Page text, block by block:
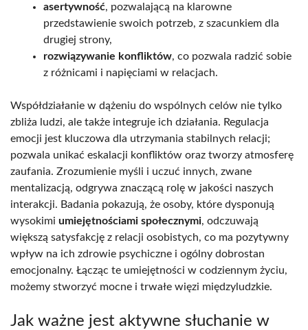
asertywność, pozwalającą na klarowne
przedstawienie swoich potrzeb, z szacunkiem dla
drugiej strony,
rozwiązywanie konfliktów, co pozwala radzić sobie
z różnicami i napięciami w relacjach.
Współdziałanie w dążeniu do wspólnych celów nie tylko
zbliża ludzi, ale także integruje ich działania. Regulacja
emocji jest kluczowa dla utrzymania stabilnych relacji;
pozwala unikać eskalacji konfliktów oraz tworzy atmosferę
zaufania. Zrozumienie myśli i uczuć innych, zwane
mentalizacją, odgrywa znaczącą rolę w jakości naszych
interakcji. Badania pokazują, że osoby, które dysponują
wysokimi umiejętnościami społecznymi, odczuwają
większą satysfakcję z relacji osobistych, co ma pozytywny
wpływ na ich zdrowie psychiczne i ogólny dobrostan
emocjonalny. Łącząc te umiejętności w codziennym życiu,
możemy stworzyć mocne i trwałe więzi międzyludzkie.
Jak ważne jest aktywne słuchanie w